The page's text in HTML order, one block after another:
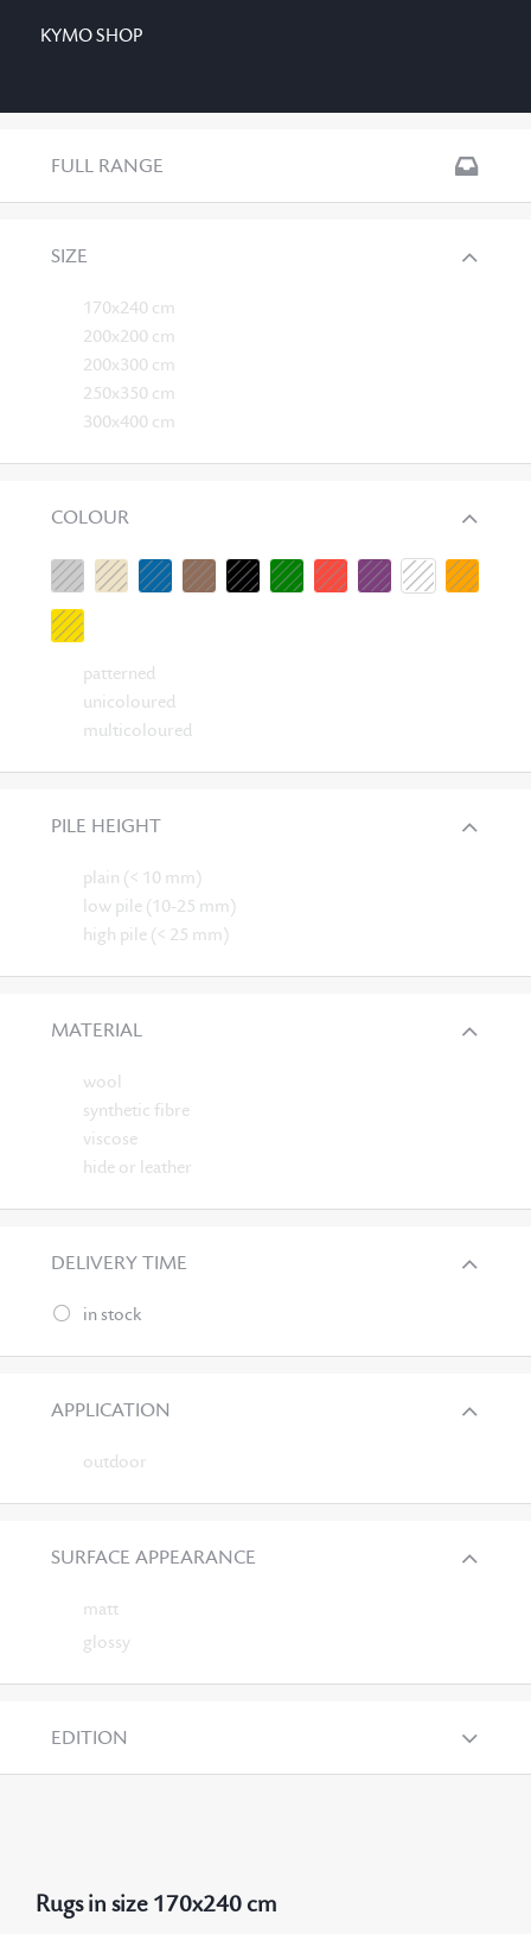
KYMO SHOP
FULL RANGE
SIZE
170x240 cm
200x200 cm
200x300 cm
250x350 cm
300x400 cm
COLOUR
patterned
unicoloured
multicoloured
PILE HEIGHT
plain (< 10 mm)
low pile (10-25 mm)
high pile (< 25 mm)
MATERIAL
wool
synthetic fibre
viscose
hide or leather
DELIVERY TIME
in stock
APPLICATION
outdoor
SURFACE APPEARANCE
matt
glossy
EDITION
Rugs in size 170x240 cm